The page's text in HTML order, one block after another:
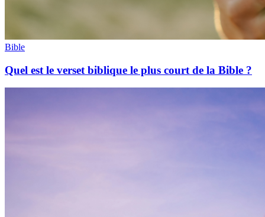
Bible
Quel est le verset biblique le plus court de la Bible ?